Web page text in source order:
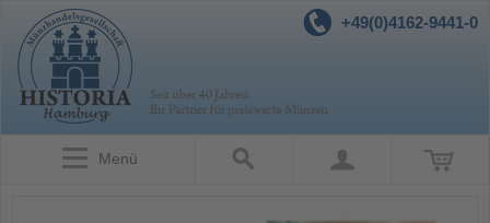
+49(0)4162-9441-0
Menü